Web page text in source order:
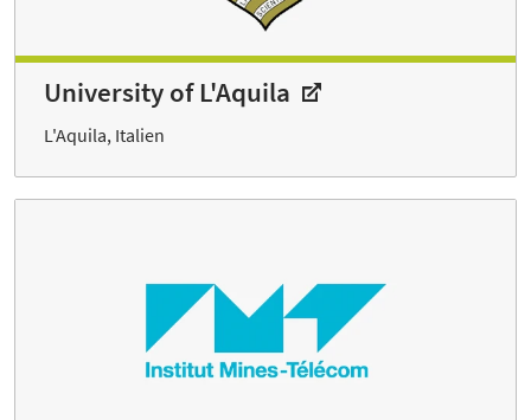
University of L'Aquila
L'Aquila, Italien